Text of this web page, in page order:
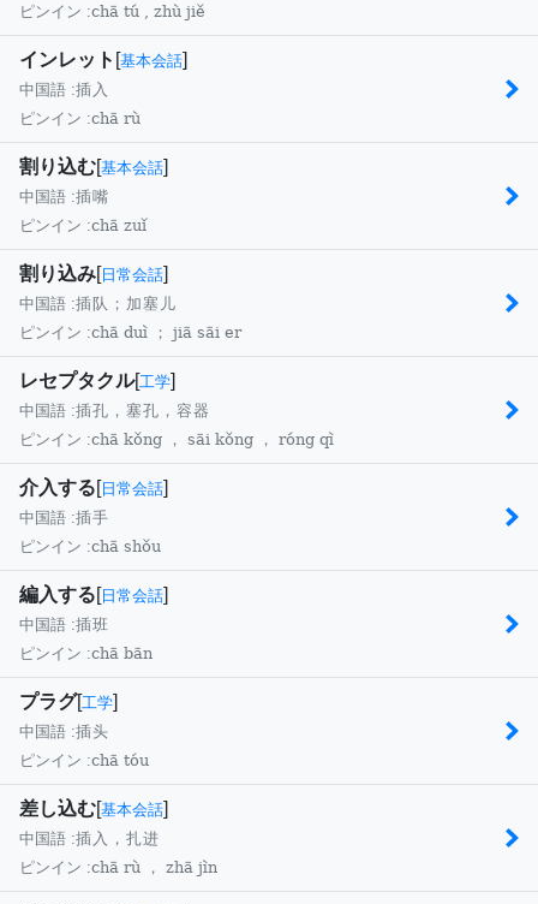
ピンイン :chā tú , zhù jiě
インレット [基本会話]
中国語 :插入
ピンイン :chā rù
割り込む[基本会話]
中国語 :插嘴
ピンイン :chā zuǐ
割り込み[ 日常会話]
中国語 :插队；加塞儿
ピンイン :chā duì ； jiā sāi er
レセプタクル[工学]
中国語 :插孔，塞孔，容器
ピンイン :chā kǒng ， sāi kǒng ， róng qì
介入する[ 日常会話]
中国語 :插手
ピンイン :chā shǒu
編入する[ 日常会話]
中国語 :插班
ピンイン :chā bān
プラグ[工学]
中国語 :插头
ピンイン :chā tóu
差し込む[基本会話]
中国語 :插入，扎进
ピンイン :chā rù ， zhā jìn